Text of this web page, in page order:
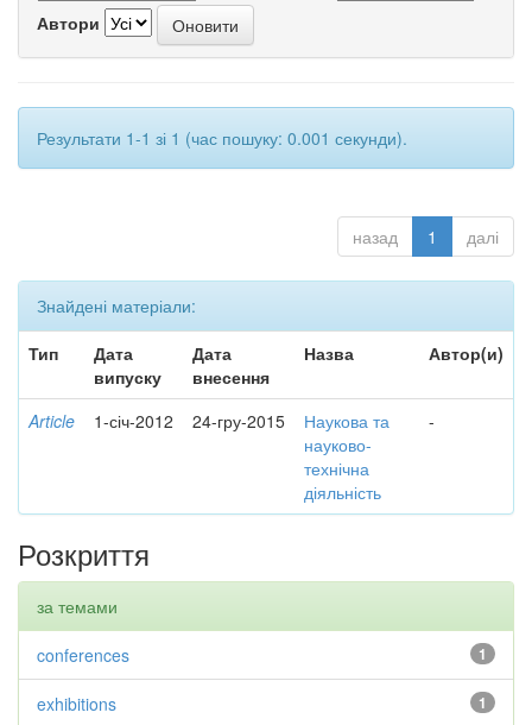
Автори
Результати 1-1 зі 1 (час пошуку: 0.001 секунди).
назад 1 далі
Знайдені матеріали:
Тип
Дата
випуску
Дата
внесення
Назва Автор(и)
Article 1-січ-2012 24-гру-2015
Наукова та
науково-
технічна
діяльність
-
Розкриття
за темами
1
conferences
1
exhibitions